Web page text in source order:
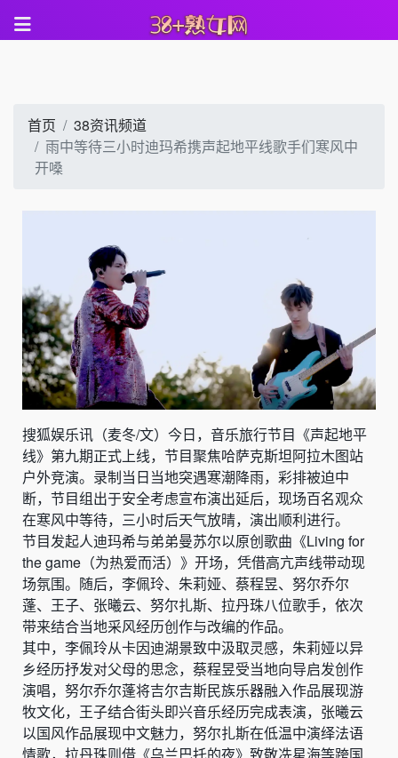
首页
38资讯频道
雨中等待三小时迪玛希携声起地平线歌手们寒风中
开嗓
搜狐娱乐讯（麦冬/文）今日，音乐旅行节目《声起地平
线》第九期正式上线，节目聚焦哈萨克斯坦阿拉木图站
户外竞演。录制当日当地突遇寒潮降雨，彩排被迫中
断，节目组出于安全考虑宣布演出延后，现场百名观众
在寒风中等待，三小时后天气放晴，演出顺利进行。
节目发起人迪玛希与弟弟曼苏尔以原创歌曲《Living for
the game（为热爱而活）》开场，凭借高亢声线带动现
场氛围。随后，李佩玲、朱莉娅、蔡程昱、努尔乔尔
蓬、王子、张曦云、努尔扎斯、拉丹珠八位歌手，依次
带来结合当地采风经历创作与改编的作品。
其中，李佩玲从卡因迪湖景致中汲取灵感，朱莉娅以异
乡经历抒发对父母的思念，蔡程昱受当地向导启发创作
演唱，努尔乔尔蓬将吉尔吉斯民族乐器融入作品展现游
牧文化，王子结合街头即兴音乐经历完成表演，张曦云
以国风作品展现中文魅力，努尔扎斯在低温中演绎法语
情歌，拉丹珠则借《乌兰巴托的夜》致敬冼星海等跨国